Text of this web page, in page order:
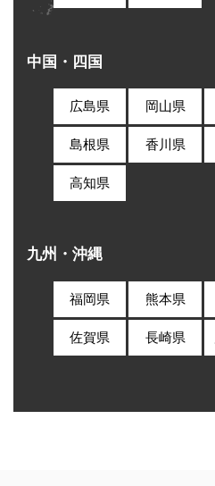
中国・四国
広島県 岡山県
島根県 香川県
高知県
九州・沖縄
福岡県 熊本県
佐賀県 長崎県